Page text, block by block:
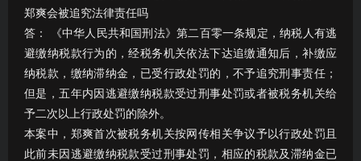
郑爽会被追究法律责任吗
答： 《中华人民共和国刑法》第二百零一条规定，纳税人有逃
避缴纳税款行为的，经税务机关依法下达追缴通知后，补缴应
纳税款，缴纳滞纳金，已受行政处罚的，不予追究刑事责任；
但是，五年内因逃避缴纳税款受过刑事处罚或者被税务机关给
予二次以上行政处罚的除外。
本案中，郑爽首次被税务机关按网传相关争议予以行政处罚且
此前未因逃避缴纳税款受过刑事处罚，相应的税款及滞纳金已